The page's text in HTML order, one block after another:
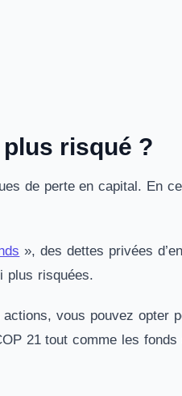
risqué ?
de perte en capital. En
», des dettes privées
plus risquées.
vous pouvez opter
21 tout comme les